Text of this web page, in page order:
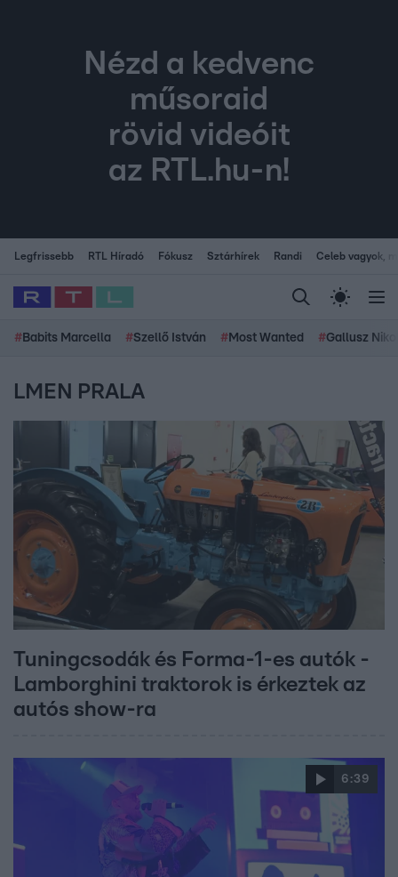
Nézd a kedvenc
műsoraid
rövid videóit
az RTL.hu-n!
Legfrissebb RTL Híradó Fókusz Sztárhírek Randi Celeb vagyok,
# Babits Marcella #Szellő István # Most Wanted #Gallusz
LMEN PRALA
Tuningcsodák és Forma-1-es autók -
Lamborghini traktorok is érkeztek az
autós show-ra
6:39